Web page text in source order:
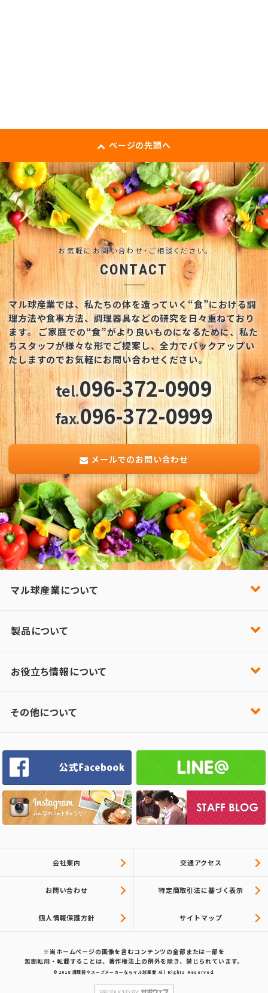
ページの先頭へ
お気軽にお問い合わせ・ご相談ください。
CONTACT
マル球産業では、私たちの体を造っていく“食”における調
理方法や食事方法、調理器具などの研究を日々重ねており
ます。ご家庭での“食”がより良いものになるために、私た
ちスタッフが様々な形でご提案し、全力でバックアップい
たしますのでお気軽にお問い合わせください。
tel.096-372-0909
fax.096-372-0999
メールでのお問い合わせ
マル球産業について
製品について
お役立ち情報について
その他について
会社案内 交通アクセス
お問い合わせ 特定商取引法に基づく表示
個人情報保護方針 サイトマップ
※当ホームページの画像を含むコンテンツの全部または一部を
無断転用・転載することは、著作権法上の例外を除き、禁じられています。
© 2018 調理器やスープメーカーならマル球産業 All Rights Reserved.